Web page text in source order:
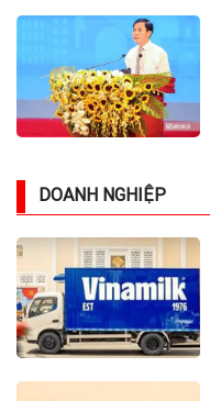
DOANH NGHIỆP